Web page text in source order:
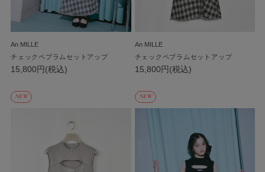
An MILLE
チェックペプラムセットアップ
15,800円(税込)
An MILLE
チェックペプラムセットアップ
15,800円(税込)
NEW NEW